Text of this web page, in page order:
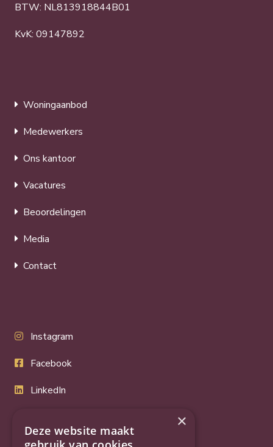
BTW: NL813918844B01
KvK: 09147892
Woningaanbod
Medewerkers
Ons kantoor
Vacatures
Beoordelingen
Media
Contact
Instagram
Facebook
LinkedIn
YouTube
×
Deze website maakt